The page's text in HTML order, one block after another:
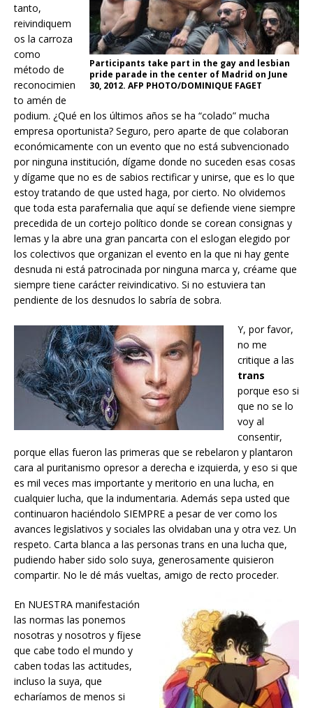
Participants take part in the gay and lesbian
pride parade in the center of Madrid on June
30, 2012. AFP PHOTO/DOMINIQUE FAGET
tanto,
reivindiquem
os la carroza
como
método de
reconocimien
to amén de
podium. ¿Qué en los últimos años se ha “colado” mucha
empresa oportunista? Seguro, pero aparte de que colaboran
económicamente con un evento que no está subvencionado
por ninguna institución, dígame donde no suceden esas cosas
y dígame que no es de sabios rectificar y unirse, que es lo que
estoy tratando de que usted haga, por cierto. No olvidemos
que toda esta parafernalia que aquí se defiende viene siempre
precedida de un cortejo político donde se corean consignas y
lemas y la abre una gran pancarta con el eslogan elegido por
los colectivos que organizan el evento en la que ni hay gente
desnuda ni está patrocinada por ninguna marca y, créame que
siempre tiene carácter reivindicativo. Si no estuviera tan
pendiente de los desnudos lo sabría de sobra.
Y, por favor,
no me
critique a las
trans
porque eso si
que no se lo
voy al
consentir,
porque ellas fueron las primeras que se rebelaron y plantaron
cara al puritanismo opresor a derecha e izquierda, y eso si que
es mil veces mas importante y meritorio en una lucha, en
cualquier lucha, que la indumentaria. Además sepa usted que
continuaron haciéndolo SIEMPRE a pesar de ver como los
avances legislativos y sociales las olvidaban una y otra vez. Un
respeto. Carta blanca a las personas trans en una lucha que,
pudiendo haber sido solo suya, generosamente quisieron
compartir. No le dé más vueltas, amigo de recto proceder.
En NUESTRA manifestación
las normas las ponemos
nosotras y nosotros y fíjese
que cabe todo el mundo y
caben todas las actitudes,
incluso la suya, que
echaríamos de menos si